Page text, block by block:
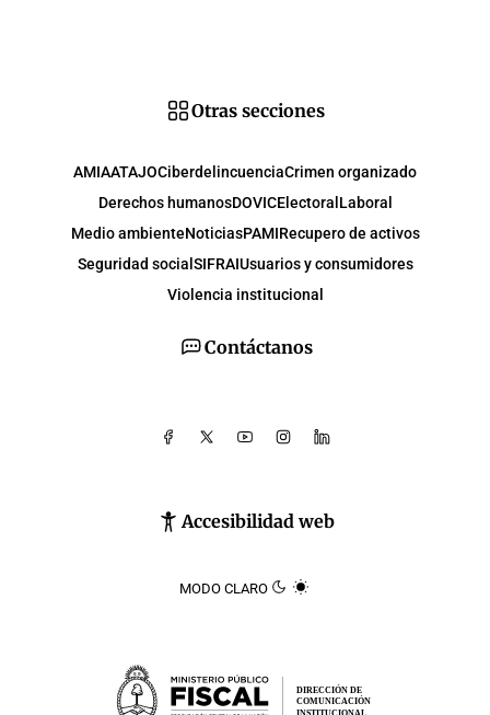
Contáctanos
Accesibilidad web
MODO CLARO
Otras secciones
AMIAATAJOCiberdelincuenciaCrimen organizado
Derechos humanosDOVICElectoral Laboral
Medio ambienteNoticiasPAMIRecupero de activos
Seguridad social SIFRAIUsuarios y consumidores
Violencia institucional
DIRECCIÓN DE
COMUNICACIÓN